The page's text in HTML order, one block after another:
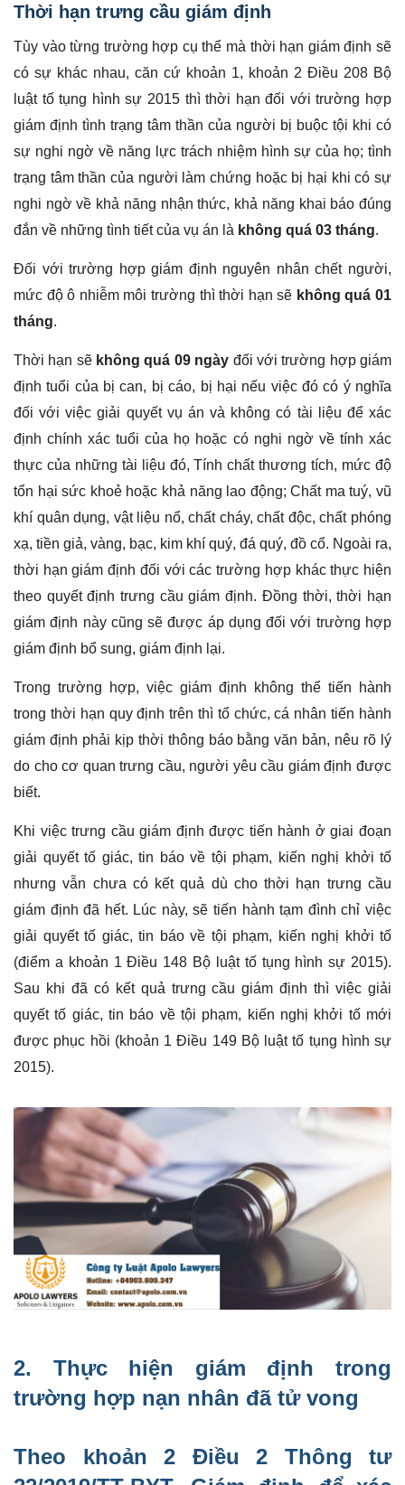
Thời hạn trưng cầu giám định
Tùy vào từng trường hợp cụ thể mà thời hạn giám định sẽ
có sự khác nhau, căn cứ khoản 1, khoản 2 Điều 208 Bộ
luật tố tụng hình sự 2015 thì thời hạn đối với trường hợp
giám định tình trạng tâm thần của người bị buộc tội khi có
sự nghi ngờ về năng lực trách nhiệm hình sự của họ; tình
trạng tâm thần của người làm chứng hoặc bị hại khi có sự
nghi ngờ về khả năng nhận thức, khả năng khai báo đúng
đắn về những tình tiết của vụ án là không quá 03 tháng.
Đối với trường hợp giám định nguyên nhân chết người,
mức độ ô nhiễm môi trường thì thời hạn sẽ không quá 01
tháng.
Thời hạn sẽ không quá 09 ngày đối với trường hợp giám
định tuổi của bị can, bị cáo, bị hại nếu việc đó có ý nghĩa
đối với việc giải quyết vụ án và không có tài liệu để xác
định chính xác tuổi của họ hoặc có nghi ngờ về tính xác
thực của những tài liệu đó, Tính chất thương tích, mức độ
tổn hại sức khoẻ hoặc khả năng lao động; Chất ma tuý, vũ
khí quân dụng, vật liệu nổ, chất cháy, chất độc, chất phóng
xạ, tiền giả, vàng, bạc, kim khí quý, đá quý, đồ cổ. Ngoài ra,
thời hạn giám định đối với các trường hợp khác thực hiện
theo quyết định trưng cầu giám định. Đồng thời, thời hạn
giám định này cũng sẽ được áp dụng đối với trường hợp
giám định bổ sung, giám định lại.
Trong trường hợp, việc giám định không thể tiến hành
trong thời hạn quy định trên thì tổ chức, cá nhân tiến hành
giám định phải kịp thời thông báo bằng văn bản, nêu rõ lý
do cho cơ quan trưng cầu, người yêu cầu giám định được
biết.
Khi việc trưng cầu giám định được tiến hành ở giai đoạn
giải quyết tố giác, tin báo về tội phạm, kiến nghị khởi tố
nhưng vẫn chưa có kết quả dù cho thời hạn trưng cầu
giám định đã hết. Lúc này, sẽ tiến hành tạm đình chỉ việc
giải quyết tố giác, tin báo về tội phạm, kiến nghị khởi tố
(điểm a khoản 1 Điều 148 Bộ luật tố tụng hình sự 2015).
Sau khi đã có kết quả trưng cầu giám định thì việc giải
quyết tố giác, tin báo về tội phạm, kiến nghị khởi tố mới
được phục hồi (khoản 1 Điều 149 Bộ luật tố tụng hình sự
2015).
2. Thực hiện giám định trong
trường hợp nạn nhân đã tử vong
Theo khoản 2 Điều 2 Thông tư